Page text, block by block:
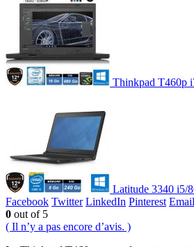
Thinkpad T460p
Latitude 3340 i5/
Facebook Twitter LinkedIn Pinterest Email
0 out of 5
( Il n’y a pas encore d’avis. )